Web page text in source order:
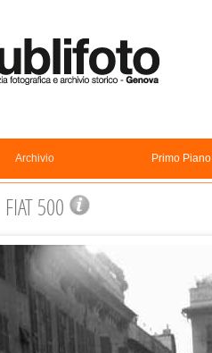
Archivio Primo Piano
FIAT 500